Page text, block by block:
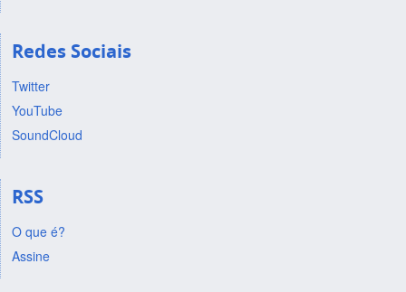
Redes Sociais
Twitter
YouTube
SoundCloud
RSS
O que é?
Assine